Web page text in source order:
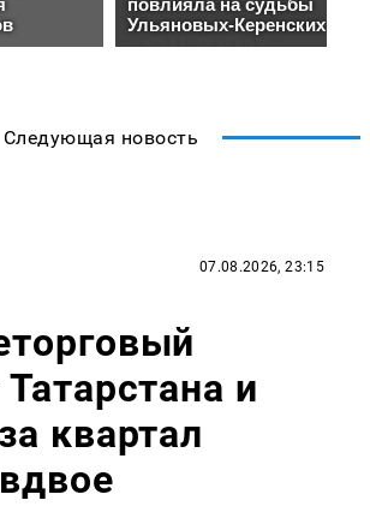
Следующая новость
07.08.2026, 23:15
и
квартал